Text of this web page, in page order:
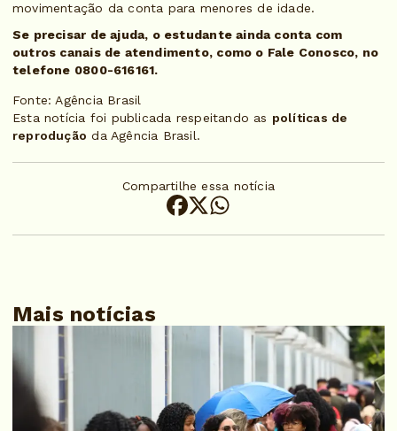
movimentação da conta para menores de idade.
Se precisar de ajuda, o estudante ainda conta com
outros canais de atendimento, como o Fale Conosco, no
telefone 0800-616161.
Fonte: Agência Brasil
Esta notícia foi publicada respeitando as políticas de
reprodução da Agência Brasil.
Compartilhe essa notícia
Mais notícias